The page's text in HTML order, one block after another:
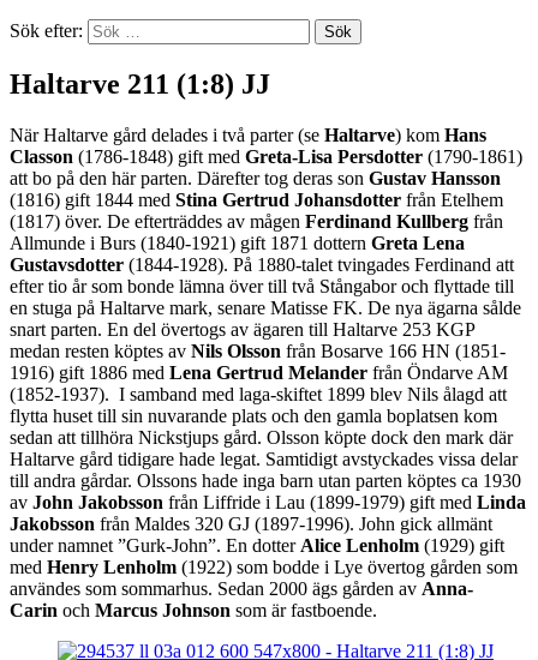
Sök efter:
Haltarve 211 (1:8) JJ
När Haltarve gård delades i två parter (se Haltarve) kom Hans
Classon (1786-1848) gift med Greta-Lisa Persdotter (1790-1861)
att bo på den här parten. Därefter tog deras son Gustav Hansson
(1816) gift 1844 med Stina Gertrud Johansdotter från Etelhem
(1817) över. De efterträddes av mågen Ferdinand Kullberg från
Allmunde i Burs (1840-1921) gift 1871 dottern Greta Lena
Gustavsdotter (1844-1928). På 1880-talet tvingades Ferdinand att
efter tio år som bonde lämna över till två Stångabor och flyttade till
en stuga på Haltarve mark, senare Matisse FK. De nya ägarna sålde
snart parten. En del övertogs av ägaren till Haltarve 253 KGP
medan resten köptes av Nils Olsson från Bosarve 166 HN (1851-
1916) gift 1886 med Lena Gertrud Melander från Öndarve AM
(1852-1937). I samband med laga-skiftet 1899 blev Nils ålagd att
flytta huset till sin nuvarande plats och den gamla boplatsen kom
sedan att tillhöra Nickstjups gård. Olsson köpte dock den mark där
Haltarve gård tidigare hade legat. Samtidigt avstyckades vissa delar
till andra gårdar. Olssons hade inga barn utan parten köptes ca 1930
av John Jakobsson från Liffride i Lau (1899-1979) gift med Linda
Jakobsson från Maldes 320 GJ (1897-1996). John gick allmänt
under namnet ”Gurk-John”. En dotter Alice Lenholm (1929) gift
med Henry Lenholm (1922) som bodde i Lye övertog gården som
användes som sommarhus. Sedan 2000 ägs gården av Anna-
Carin och Marcus Johnson som är fastboende.